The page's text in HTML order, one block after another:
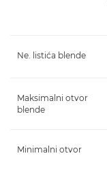
Ne. listića blende
Maksimalni otvor
blende
Minimalni otvor